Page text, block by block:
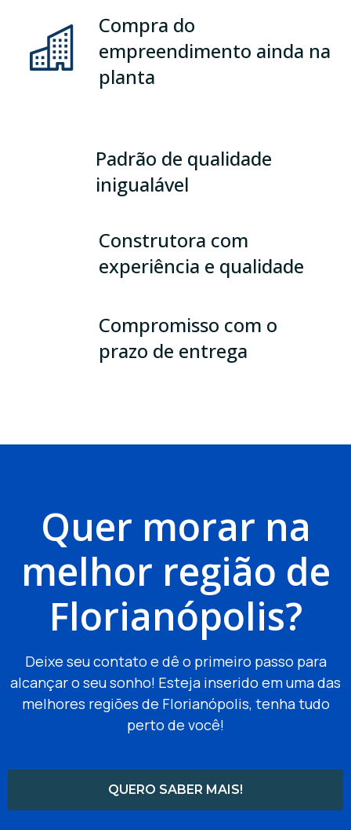
Compra do
empreendimento ainda na
planta
Padrão de qualidade
inigualável
Construtora com
experiência e qualidade
Compromisso com o
prazo de entrega
Quer morar na
melhor região de
Florianópolis?
Deixe seu contato e dê o primeiro passo para
alcançar o seu sonho! Esteja inserido em uma das
melhores regiões de Florianópolis, tenha tudo
perto de você!
QUERO SABER MAIS!